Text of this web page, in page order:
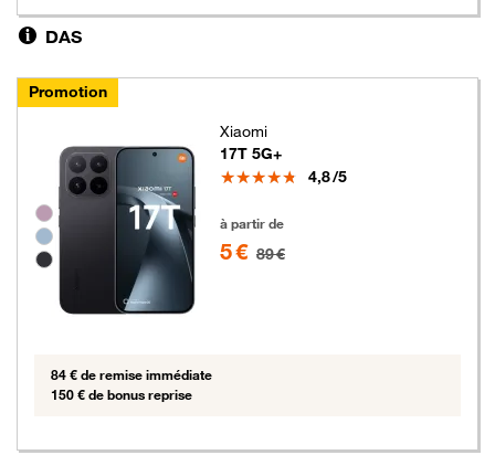
DAS
Promotion
Groupe de couleurs disponibles non sélectionnables
Xiaomi
17T 5G+
Note
4,8/5
à partir de
5 € 89 €
84 € de remise immédiate
150 € de bonus reprise